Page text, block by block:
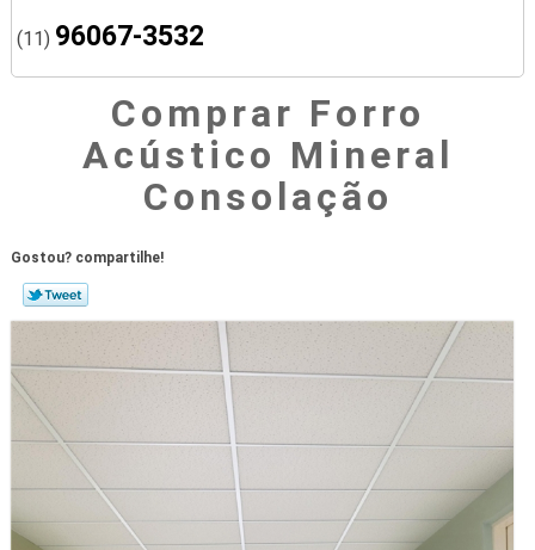
(11) 96067-3532
Comprar Forro
Acústico Mineral
Consolação
Gostou? compartilhe!